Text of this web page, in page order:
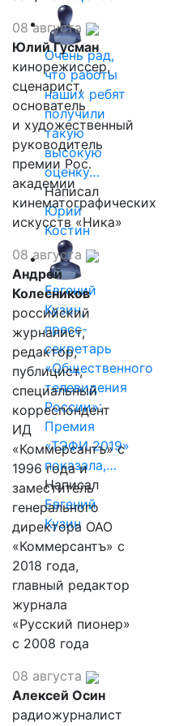
Очень рад,
что работы
наших ребят
получили
такую
высокую
оценку…
Написал
Юрий
Костин
Евгений
Кузин,
пресс-
секретарь
«Общественного
телевидения
России»:
Премия
«ТЭФИ 2019»
показала,…
Написал
Евгений
Кузин
08 августа
Юлий Гусман
кинорежиссер,
сценарист,
основатель
и художественный
руководитель
премии Рос.
академии
кинематографических
искусств «Ника»
08 августа
Андрей
Колесников
российский
журналист,
редактор,
публицист,
специальный
корреспондент
ИД
«Коммерсантъ» с
1996 года и
заместитель
генерального
директора ОАО
«Коммерсантъ» с
2018 года,
главный редактор
журнала
«Русский пионер»
с 2008 года
08 августа
Алексей Осин
радиожурналист